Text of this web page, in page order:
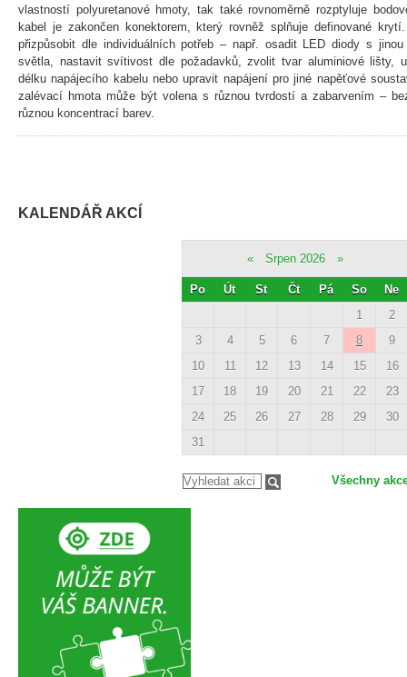
vlastností polyuretanové hmoty, tak také rovnoměrně rozptyluje
kabel je zakončen konektorem, který rovněž splňuje definované
přizpůsobit dle individuálních potřeb – např. osadit LED diody s
světla, nastavit svítivost dle požadavků, zvolit tvar aluminiové lišty,
délku napájecího kabelu nebo upravit napájení pro jiné napěťové
zalévací hmota může být volena s různou tvrdostí a zabarvením –
různou koncentrací barev.
KALENDÁŘ AKCÍ
« Srpen 2026 »
Po Út St Čt Pá So
Ne
1
2
3
4 5 6 7 8
9
10
11 12 13 14 15
16
17
18 19 20 21 22
23
24
25 26 27 28 29
30
31
Všechny